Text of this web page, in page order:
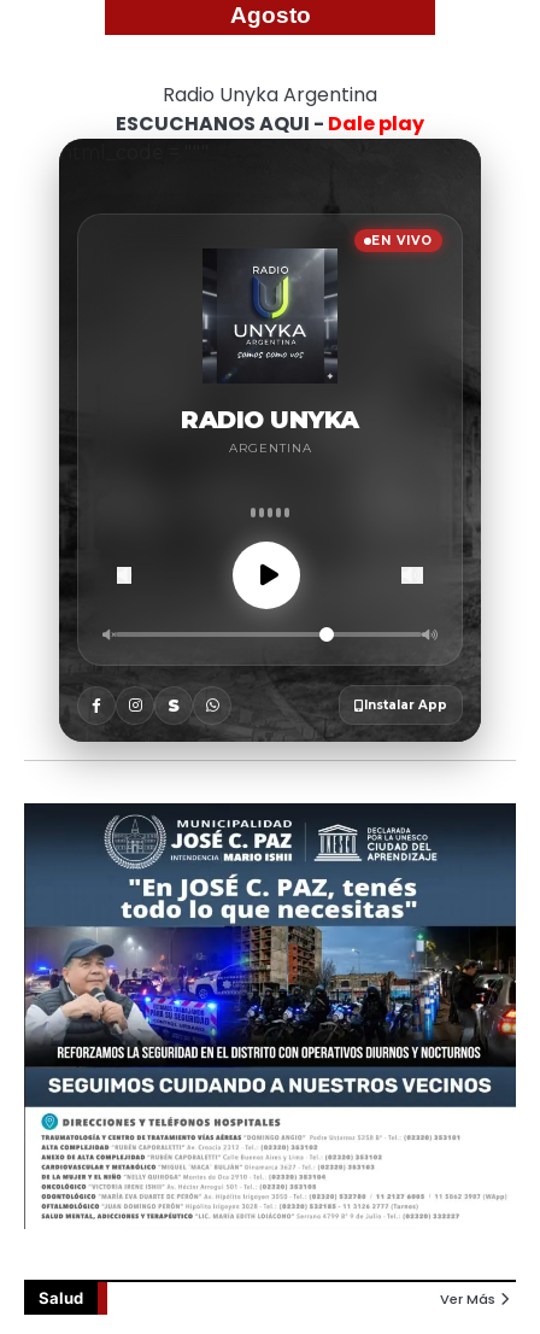
Agosto
Radio Unyka Argentina
ESCUCHANOS AQUI - Dale play
Salud Ver Más